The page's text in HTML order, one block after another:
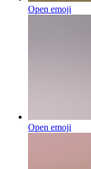
Open emoji
Open emoji